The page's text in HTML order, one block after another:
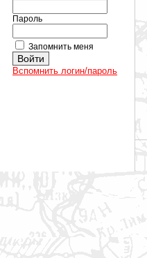
Пароль
Запомнить меня
Вспомнить логин/пароль